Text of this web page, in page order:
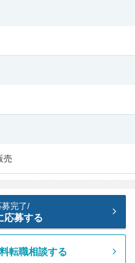
売
転職相談する
完了/
応募する